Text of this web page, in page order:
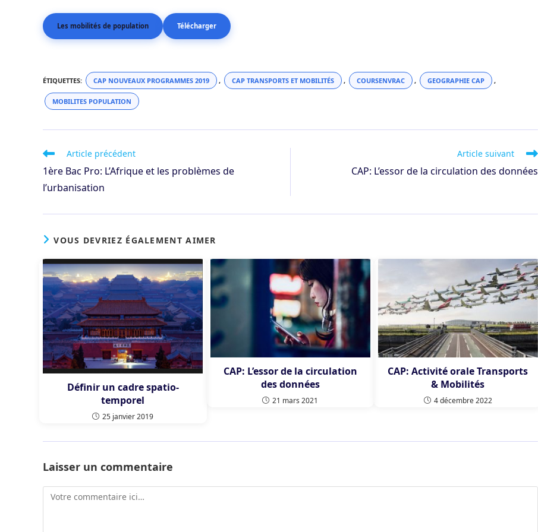
Les mobilités de population Télécharger
ÉTIQUETTES: CAP NOUVEAUX PROGRAMMES 2019 , CAP TRANSPORTS ET MOBILITÉS , COURSENVRAC , GEOGRAPHIE CAP ,
MOBILITES POPULATION
Read
more
articles
Article précédent
1ère Bac Pro: L’Afrique et les problèmes de
l’urbanisation
Article suivant
CAP: L’essor de la circulation des données
VOUS DEVRIEZ ÉGALEMENT AIMER
Définir un cadre spatio-
temporel
25 janvier 2019
CAP: L’essor de la circulation
des données
21 mars 2021
CAP: Activité orale Transports
& Mobilités
4 décembre 2022
Laisser un commentaire
Comment